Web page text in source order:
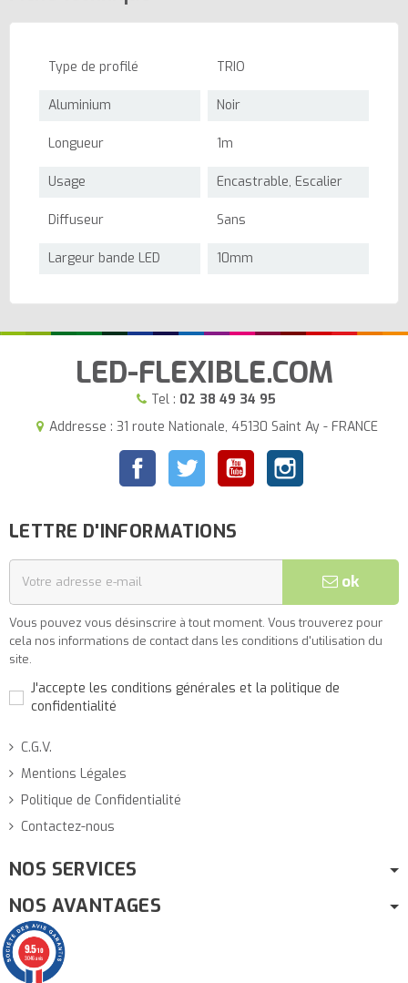
Type de profilé TRIO
Aluminium Noir
Longueur 1m
Usage Encastrable, Escalier
Diffuseur Sans
Largeur bande LED 10mm
LED-FLEXIBLE.COM
Tel : 02 38 49 34 95
Addresse : 31 route Nationale, 45130 Saint Ay - FRANCE
FacebookTwitter YouTubeInstagram
LETTRE D'INFORMATIONS
ok
Vous pouvez vous désinscrire à tout moment. Vous trouverez pour
cela nos informations de contact dans les conditions d'utilisation du
site.
J'accepte les conditions générales et la politique de
confidentialité
C.G.V.
Mentions Légales
Politique de Confidentialité
Contactez-nous
NOS SERVICES
NOS AVANTAGES
9.5/10
3046 avis